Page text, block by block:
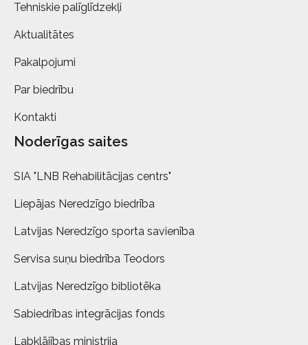
Tehniskie palīglīdzekļi
Aktualitātes
Pakalpojumi
Par biedrību
Kontakti
Noderīgas saites
SIA "LNB Rehabilitācijas centrs"
Liepājas Neredzīgo biedrība
Latvijas Neredzīgo sporta savienība
Servisa suņu biedrība Teodors
Latvijas Neredzīgo bibliotēka
Sabiedrības integrācijas fonds
Labklājības ministrija